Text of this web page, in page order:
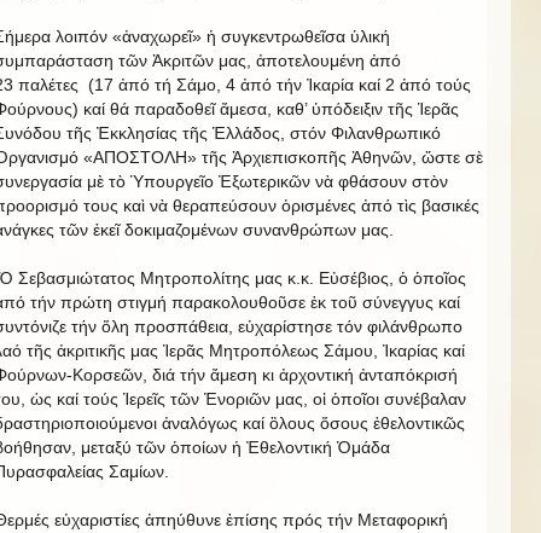
λοιπόν «ἀναχωρεῖ» ἡ συγκεντρωθεῖσα ὑλική
τῶν Ἀκριτῶν μας, ἀποτελουμένη ἀπό
παλέτες (17 ἀπό τή Σάμο, 4 ἀπό τήν Ἰκαρία καί 2 ἀπό τούς
καί θά παραδοθεῖ ἄμεσα, καθ’ ὑπόδειξιν τῆς Ἱερᾶς
τῆς Ἐκκλησίας τῆς Ἑλλάδος, στόν Φιλανθρωπικό
«ΑΠΟΣΤΟΛΗ» τῆς Ἀρχιεπισκοπῆς Ἀθηνῶν, ὥστε σὲ
μὲ τὸ Ὑπουργεῖο Ἐξωτερικῶν νὰ φθάσουν στὸν
τους καὶ νὰ θεραπεύσουν ὁρισμένες ἀπό τὶς βασικές
τῶν ἐκεῖ δοκιμαζομένων συνανθρώπων μας.
Σεβασμιώτατος Μητροπολίτης μας κ.κ. Εὐσέβιος, ὁ ὁποῖος
τήν πρώτη στιγμή παρακολουθοῦσε ἐκ τοῦ σύνεγγυς καί
τήν ὅλη προσπάθεια, εὐχαρίστησε τόν φιλάνθρωπο
τῆς ἀκριτικῆς μας Ἱερᾶς Μητροπόλεως Σάμου, Ἰκαρίας καί
Κορσεῶν, διά τήν ἄμεση κι ἀρχοντική ἀνταπόκρισή
ὡς καί τούς Ἱερεῖς τῶν Ἐνοριῶν μας, οἱ ὁποῖοι συνέβαλαν
ἀναλόγως καί ὃλους ὅσους ἐθελοντικῶς
μεταξύ τῶν ὁποίων ἡ Ἐθελοντική Ὁμάδα
Σαμίων.
εὐχαριστίες ἀπηύθυνε ἐπίσης πρός τήν Μεταφορική